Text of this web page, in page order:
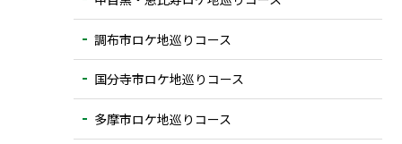
調布市ロケ地巡りコース
国分寺市ロケ地巡りコース
多摩市ロケ地巡りコース